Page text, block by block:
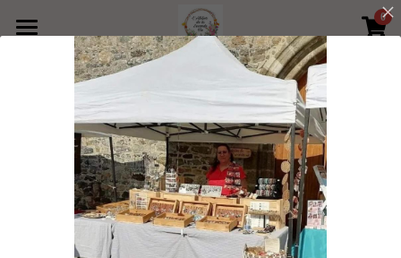
0
Accueil
Produits
Toutes les catégories
collier
Bague
Boutique
Contact
Retrouvez moi en boutique
Précédent
×
LES CATÉGORIES DE LA BOUTIQUE